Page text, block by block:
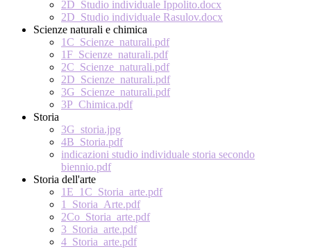
2D_Studio individuale Ippolito.docx
2D_Studio individuale Rasulov.docx
Scienze naturali e chimica
1C_Scienze_naturali.pdf
1F_Scienze_naturali.pdf
2C_Scienze_naturali.pdf
2D_Scienze_naturali.pdf
3G_Scienze_naturali.pdf
3P_Chimica.pdf
Storia
3G_storia.jpg
4B_Storia.pdf
indicazioni studio individuale storia secondo
biennio.pdf
Storia dell'arte
1E_1C_Storia_arte.pdf
1_Storia_Arte.pdf
2Co_Storia_arte.pdf
3_Storia_arte.pdf
4_Storia_arte.pdf